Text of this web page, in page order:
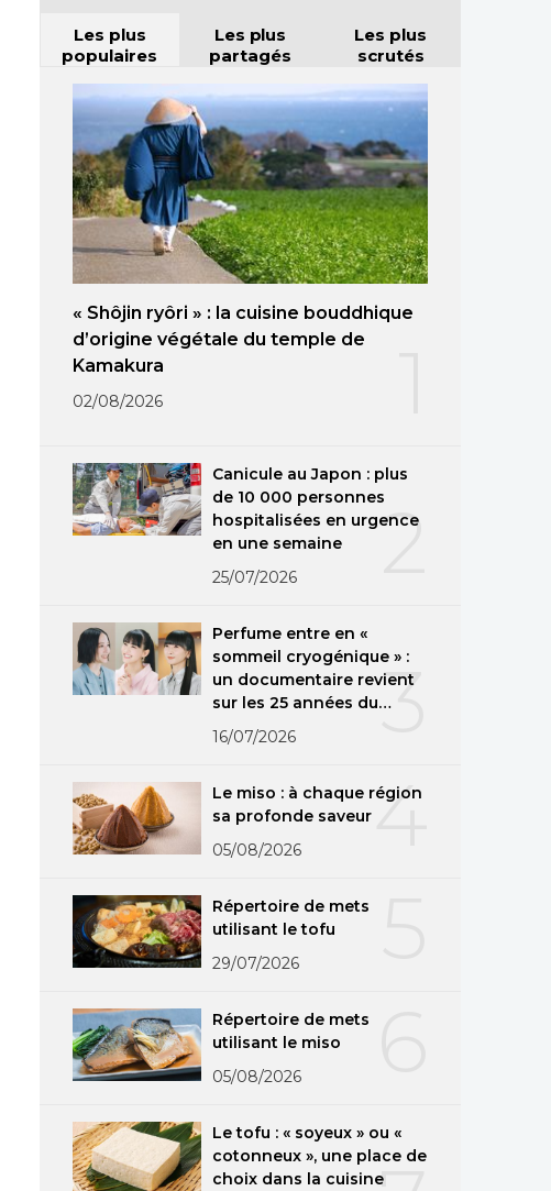
Les plus
populaires
Les plus
partagés
Les plus
scrutés
« Shôjin ryôri » : la cuisine bouddhique
d’origine végétale du temple de
Kamakura
02/08/2026
2
Canicule au Japon : plus
de 10 000 personnes
hospitalisées en urgence
en une semaine
25/07/2026
3
Perfume entre en «
sommeil cryogénique » :
un documentaire revient
sur les 25 années du
groupe
16/07/2026
4
Le miso : à chaque région
sa profonde saveur
05/08/2026
Répertoire de mets
utilisant le tofu
29/07/2026
Répertoire de mets
utilisant le miso
05/08/2026
Le tofu : « soyeux » ou «
cotonneux », une place de
choix dans la cuisine